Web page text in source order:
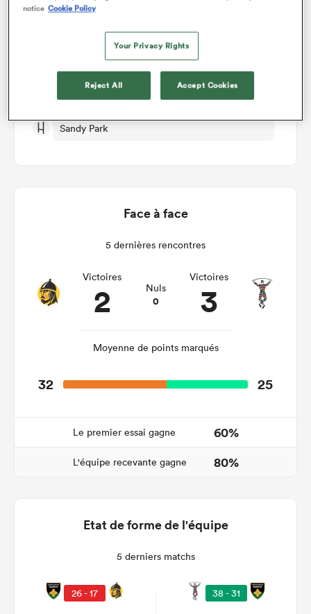
Sandy Park
Face à face
5 dernières rencontres
Victoires
2 Nuls
0
Victoires
3
Moyenne de points marqués
32 25
Le premier essai gagne 60%
L'équipe recevante gagne 80%
Etat de forme de l'équipe
5 derniers matchs
26 - 17 38 - 31
notice Cookie Policy
Your Privacy Rights
Reject All Accept Cookies